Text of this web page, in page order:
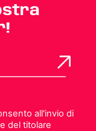
all'invio di
del titolare